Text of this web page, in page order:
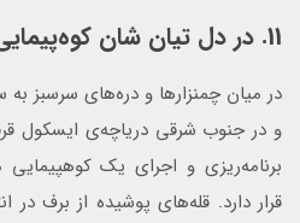
11. در دل تیان شان کوه‌پیمایی کنید.
در میان چمنزارها و دره‌های سرسبز
و در جنوب شرقی دریاچه‌ی ایسکول
برنامه‌ریزی و اجرای یک
قرار دارد. قله‌های پوشیده از برف در